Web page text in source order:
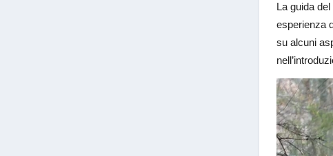
La guida del
esperienza
su alcuni